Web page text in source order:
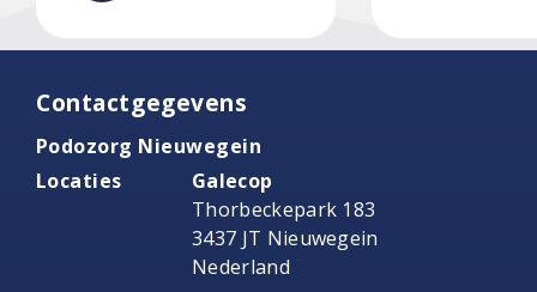
Contactgegevens
Podozorg Nieuwegein
Locaties
Galecop
Thorbeckepark 183
3437 JT Nieuwegein
Nederland